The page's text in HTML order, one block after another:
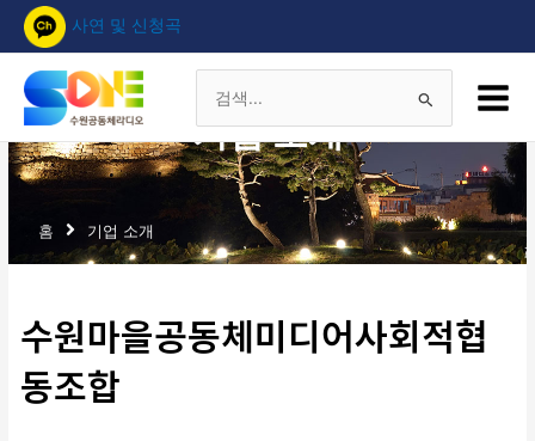
너
뛰
사연 및 신청곡
색
상
Menu
기업 소개
홈 기업 소개
수원마을공동체미디어사회적협
동조합